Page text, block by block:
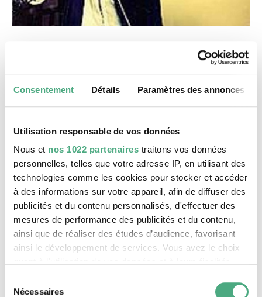
Consentement Détails Paramètres des annonces
Utilisation responsable de vos données
Nous et nos 1022 partenaires traitons vos données
personnelles, telles que votre adresse IP, en utilisant des
technologies comme les cookies pour stocker et accéder
à des informations sur votre appareil, afin de diffuser des
publicités et du contenu personnalisés, d'effectuer des
mesures de performance des publicités et du contenu,
ainsi que de réaliser des études d’audience, favorisant
ainsi le développement de services. Vous avez le choix
tout moment en consultant la Déclaration relative aux
Nécessaires
M chat
Codex Urbanus
Copyright: Codex Urbanuns
Codex Urbanus